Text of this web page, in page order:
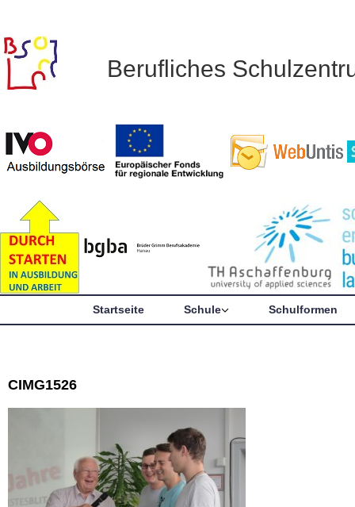
Berufliches
Startseite Schule Schulformen
CIMG1526